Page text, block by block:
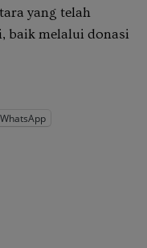
yang telah
baik melalui donasi
WhatsApp